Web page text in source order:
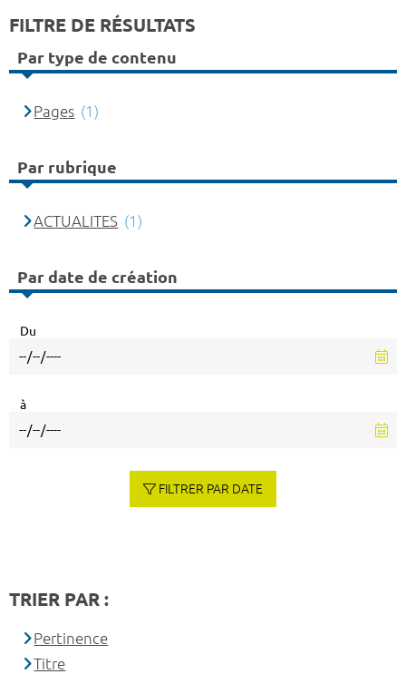
FILTRE DE RÉSULTATS
Par type de contenu
Pages (1)
Par rubrique
ACTUALITES (1)
Par date de création
Du
à
FILTRER PAR DATE
TRIER PAR :
Pertinence
Titre